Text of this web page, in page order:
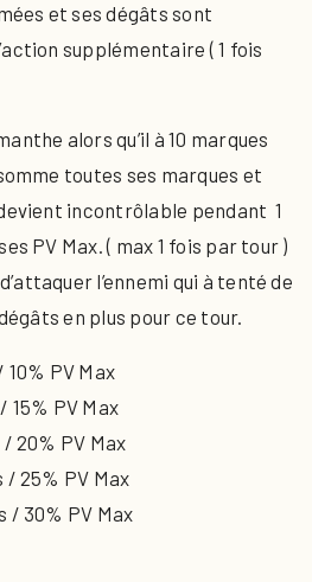
et ses dégâts sont
supplémentaire ( 1 fois
alors qu’il à 10 marques
toutes ses marques et
incontrôlable pendant 1
PV Max. ( max 1 fois par tour )
l’ennemi qui à tenté de
en plus pour ce tour.
10% PV Max
15% PV Max
20% PV Max
/ 25% PV Max
/ 30% PV Max